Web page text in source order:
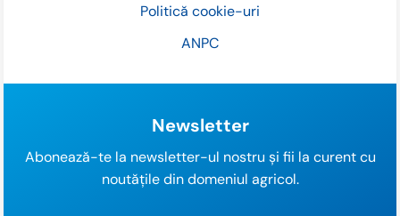
Politică cookie-uri
ANPC
Newsletter
Abonează-te la newsletter-ul nostru și fii la curent cu
noutățile din domeniul agricol.